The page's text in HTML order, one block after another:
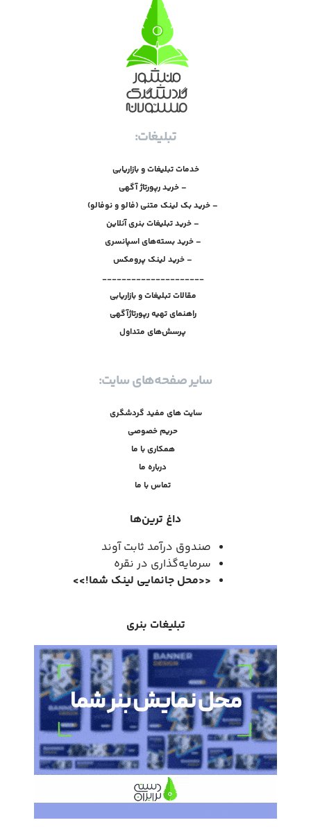
تبلیغات:
خدمات تبلیغات و بازاریابی
– خرید رپورتاژ آگهی
– خرید بک لینک متنی (فالو و نوفالو)
– خرید تبلیغات بنری آنلاین
– خرید بسته‌های اسپانسری
– خرید لینک پرومکس
_____________________
مقالات تبلیغات و بازاریابی
راهنمای تهیه رپورتاژآگهی
پرسش‌های متداول
سایر صفحه‌های سایت:
سایت های مفید گردشگری
حریم خصوصی
همکاری با ما
درباره ما
تماس با ما
داغ ترین‌ها
صندوق درآمد ثابت آوند
سرمایه‌گذاری در نقره
<<محل جانمایی لینک شما!
>>
تبلیغات بنری